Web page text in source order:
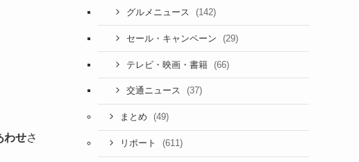
わせさ
グルメニュース (142)
セール・キャンペーン (29)
テレビ・映画・書籍 (66)
交通ニュース (37)
まとめ (49)
リポート (611)